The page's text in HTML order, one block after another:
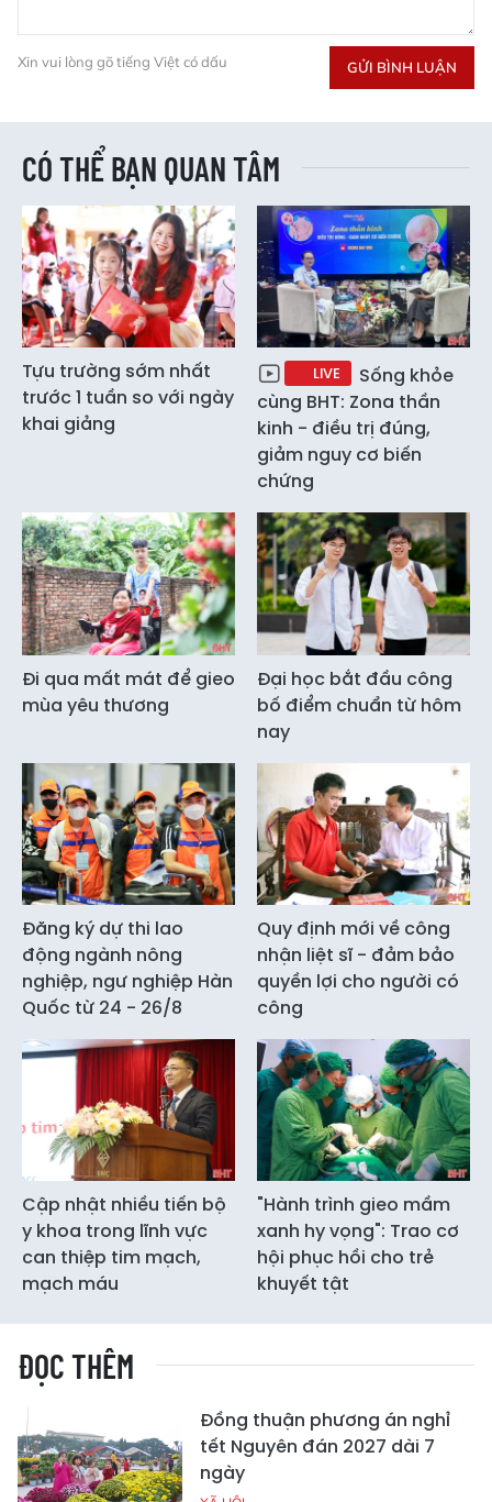
Xin vui lòng gõ tiếng Việt có dấu GỬI BÌNH LUẬN
CÓ THỂ BẠN QUAN TÂM
Tựu trường sớm nhất
trước 1 tuần so với ngày
khai giảng
LIVE
Sống khỏe
cùng BHT: Zona thần
kinh - điều trị đúng,
giảm nguy cơ biến
chứng
Đi qua mất mát để gieo
mùa yêu thương
Đại học bắt đầu công
bố điểm chuẩn từ hôm
nay
Đăng ký dự thi lao
động ngành nông
nghiệp, ngư nghiệp Hàn
Quốc từ 24 - 26/8
Quy định mới về công
nhận liệt sĩ - đảm bảo
quyền lợi cho người có
công
Cập nhật nhiều tiến bộ
y khoa trong lĩnh vực
can thiệp tim mạch,
mạch máu
"Hành trình gieo mầm
xanh hy vọng": Trao cơ
hội phục hồi cho trẻ
khuyết tật
ĐỌC THÊM
Đồng thuận phương án nghỉ
tết Nguyên đán 2027 dài 7
ngày